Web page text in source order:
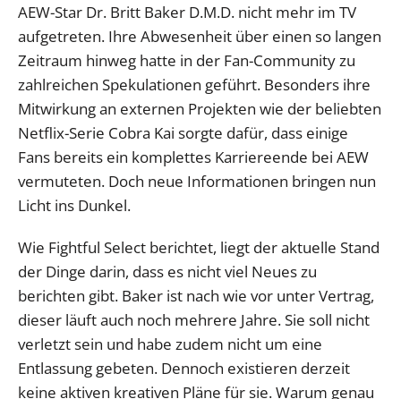
AEW-Star Dr. Britt Baker D.M.D. nicht mehr im TV
aufgetreten. Ihre Abwesenheit über einen so langen
Zeitraum hinweg hatte in der Fan-Community zu
zahlreichen Spekulationen geführt. Besonders ihre
Mitwirkung an externen Projekten wie der beliebten
Netflix-Serie Cobra Kai sorgte dafür, dass einige
Fans bereits ein komplettes Karriereende bei AEW
vermuteten. Doch neue Informationen bringen nun
Licht ins Dunkel.
Wie Fightful Select berichtet, liegt der aktuelle Stand
der Dinge darin, dass es nicht viel Neues zu
berichten gibt. Baker ist nach wie vor unter Vertrag,
dieser läuft auch noch mehrere Jahre. Sie soll nicht
verletzt sein und habe zudem nicht um eine
Entlassung gebeten. Dennoch existieren derzeit
keine aktiven kreativen Pläne für sie. Warum genau